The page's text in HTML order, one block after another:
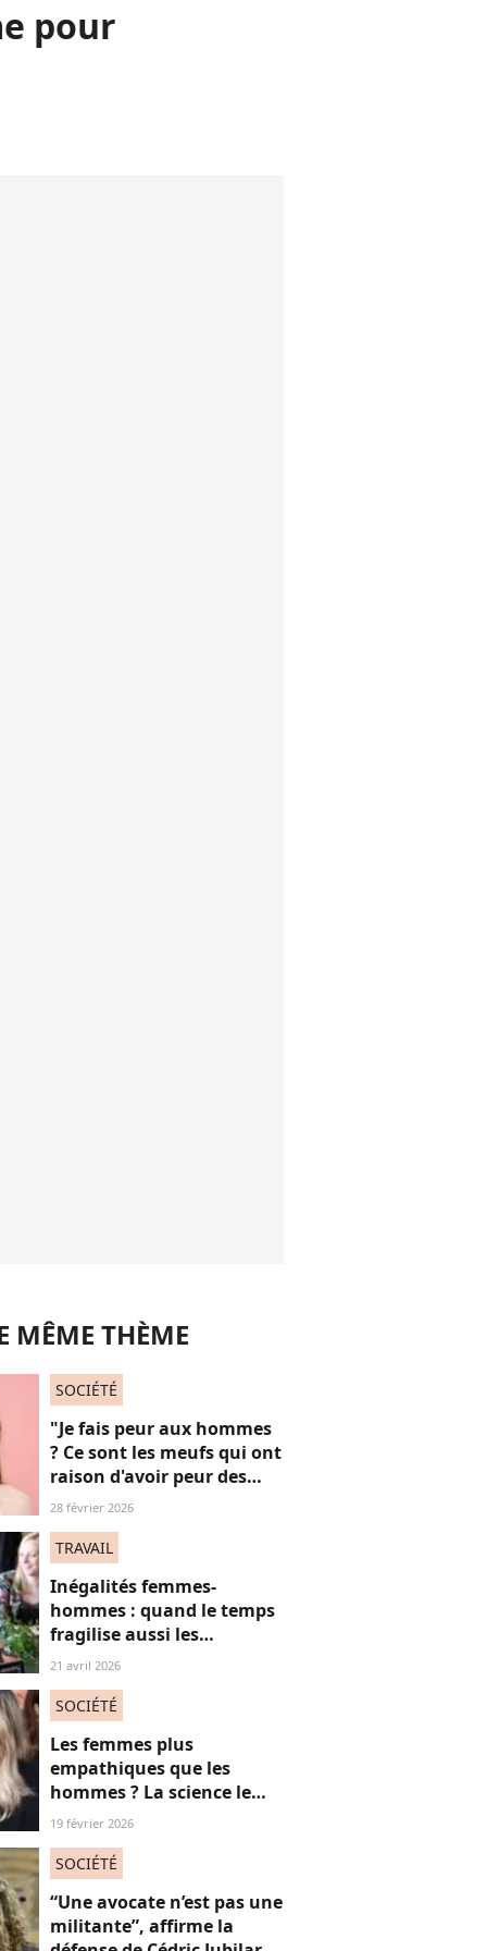
pour
MÊME THÈME
SOCIÉTÉ
"Je fais peur aux hommes
? Ce sont les meufs qui ont
raison d'avoir peur des
hommes !" : cette prise de
beaucoup réagir
28 février 2026
TRAVAIL
Inégalités femmes-
hommes : quand le temps
fragilise aussi les
trajectoires financières
21 avril 2026
SOCIÉTÉ
Les femmes plus
empathiques que les
hommes ? La science le
démontre enfin mais il y a
19 février 2026
SOCIÉTÉ
“Une avocate n’est pas une
militante”, affirme la